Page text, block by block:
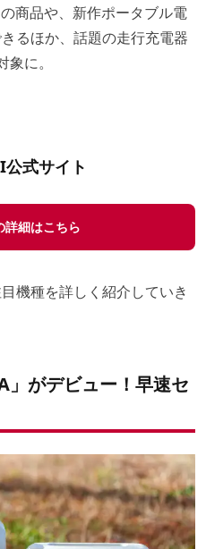
商品や、新作ポータブル電
るほか、話題の走行充電器
に。
公式サイト
詳細はこちら
機種を詳しく紹介していき
」がデビュー！早速セ